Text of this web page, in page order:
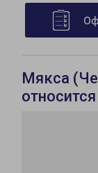
Мякса